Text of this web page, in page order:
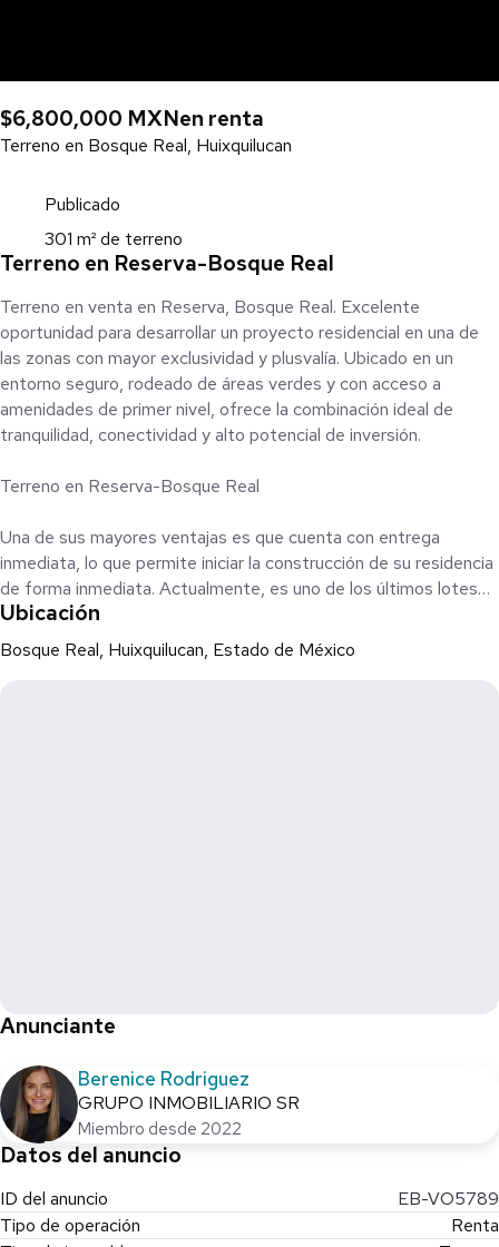
$6,800,000 MXNen renta
Terreno en Bosque Real, Huixquilucan
Publicado
301 m² de terreno
Terreno en Reserva-Bosque Real
Terreno en venta en Reserva, Bosque Real. Excelente
oportunidad para desarrollar un proyecto residencial en una de
las zonas con mayor exclusividad y plusvalía. Ubicado en un
entorno seguro, rodeado de áreas verdes y con acceso a
amenidades de primer nivel, ofrece la combinación ideal de
tranquilidad, conectividad y alto potencial de inversión.
Terreno en Reserva-Bosque Real
Una de sus mayores ventajas es que cuenta con entrega
inmediata, lo que permite iniciar la construcción de su residencia
de forma inmediata. Actualmente, es uno de los últimos lotes
disponibles en esta condición dentro de la zona.
Este terreno es ideal para quienes buscan construir sin esperar
Ubicación
Bosque Real, Huixquilucan, Estado de México
Anunciante
Berenice Rodriguez
GRUPO INMOBILIARIO SR
Miembro desde 2022
Datos del anuncio
ID del anuncio
EB-VO5789
Tipo de operación
Renta